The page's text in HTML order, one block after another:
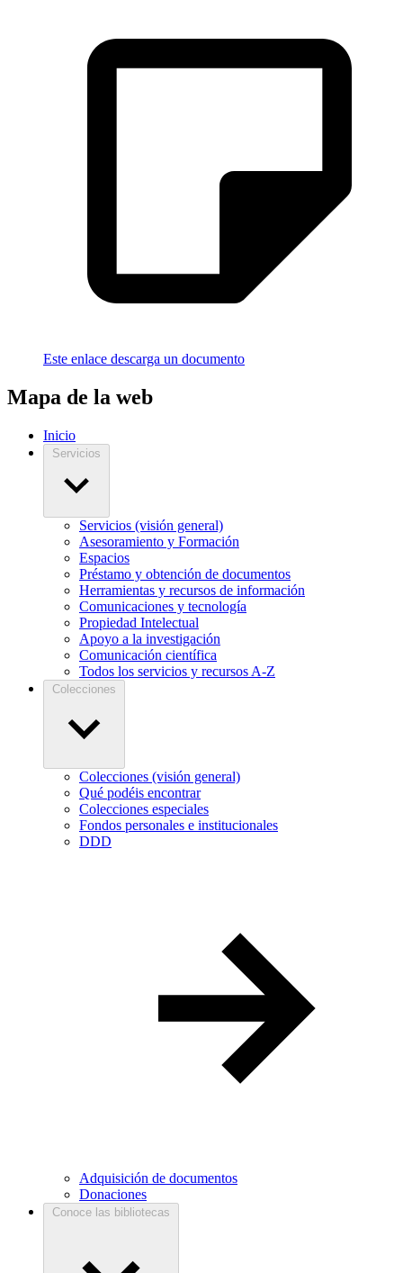
Este enlace descarga un documento
Mapa de la web
Inicio
Servicios
Servicios (visión general)
Asesoramiento y Formación
Espacios
Préstamo y obtención de documentos
Herramientas y recursos de información
Comunicaciones y tecnología
Propiedad Intelectual
Apoyo a la investigación
Comunicación científica
Todos los servicios y recursos A-Z
Colecciones
Colecciones (visión general)
Qué podéis encontrar
Colecciones especiales
Fondos personales e institucionales
DDD
Adquisición de documentos
Donaciones
Conoce las bibliotecas